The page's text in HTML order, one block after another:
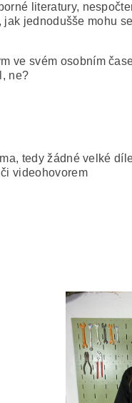
literatury,
jednodušše mohu
ve svém osobním
ne?
tedy žádné velké
videohovorem